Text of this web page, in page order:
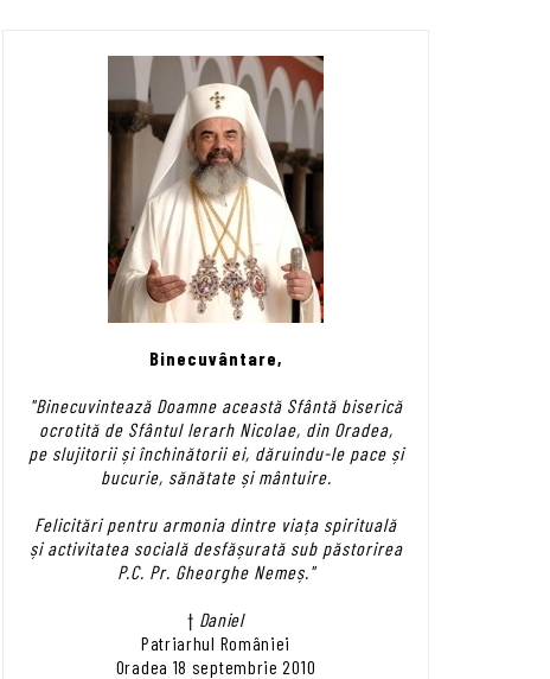
Binecuvântare,
"Binecuvintează Doamne această Sfântă biserică
ocrotită de Sfântul Ierarh Nicolae, din Oradea,
pe slujitorii și închinătorii ei, dăruindu-le pace și
bucurie, sănătate și mântuire.
Felicitări pentru armonia dintre viața spirituală
și activitatea socială desfășurată sub păstorirea
P.C. Pr. Gheorghe Nemeș."
† Daniel
Patriarhul României
Oradea 18 septembrie 2010